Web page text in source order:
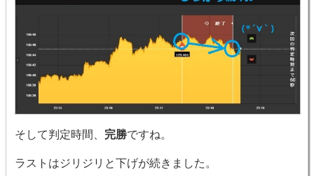
そして判定時間、 完勝ですね。
ラストはジリジリと下げが続きました。